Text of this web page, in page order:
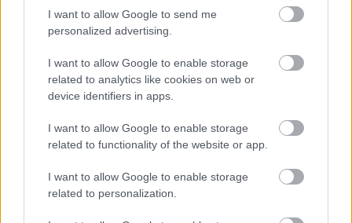
I want to allow Google to send me
personalized advertising.
I want to allow Google to enable storage
related to analytics like cookies on web or
device identifiers in apps.
I want to allow Google to enable storage
related to functionality of the website or app.
I want to allow Google to enable storage
related to personalization.
LKS Mołodycz vs. Zalew Stary Lubliniec - relacja, wynik na żywo,
transmisja
Wynik meczu LKS Mołodycz - Zalew Stary Lubliniec znajdziesz na naszej
stronie zaraz po jego zakończeniu. Jeżeli szukasz informacji meczowych,
zajrzyj tutaj:LKS Mołodycz vs. Zalew Stary Lubliniec - wynik, składy,
strzelcy
Jeżeli w internecie lub TV dostępna jest
albo innych spotkań Jarosław
> Klasa B Lubaczów na pewno znajdziesz takie informacje na naszym
portalu. Możliwe jednak, że nigdzie nie pojawi się stream online z tego